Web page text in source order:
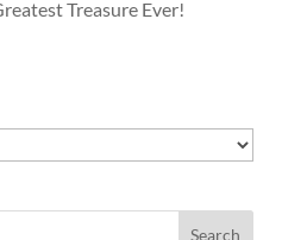
Treasure Ever!